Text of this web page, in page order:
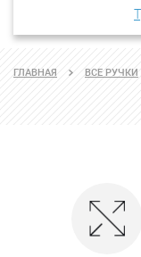
ГЛАВНАЯ ВСЕ РУЧКИ